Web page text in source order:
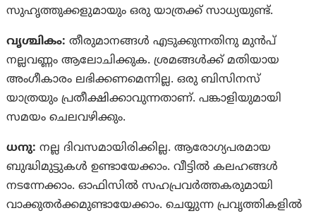
സുഹൃത്തുക്കളുമായും ഒരു യാത്രക്ക് സാധ്യയുണ്ട്.
വൃശ്ചികം:തീരുമാനങ്ങൾ എടുക്കുന്നതിനു മുൻപ്
നല്ലവണ്ണം ആലോചിക്കുക. ശ്രമങ്ങൾക്ക് മതിയായ
അംഗീകാരം ലഭിക്കണമെന്നില്ല. ഒരു ബിസിനസ്
യാത്രയും പ്രതീക്ഷിക്കാവുന്നതാണ്. പങ്കാളിയുമായി
സമയം ചെലവഴിക്കും.
ധനു:നല്ല ദിവസമായിരിക്കില്ല. ആരോഗ്യപരമായ
ബുദ്ധിമുട്ടുകൾ ഉണ്ടായേക്കാം. വീട്ടിൽ കലഹങ്ങൾ
നടന്നേക്കാം. ഓഫിസിൽ സഹപ്രവർത്തകരുമായി
വാക്കുതർക്കമുണ്ടായേക്കാം. ചെയ്യുന്ന പ്രവൃത്തികളിൽ